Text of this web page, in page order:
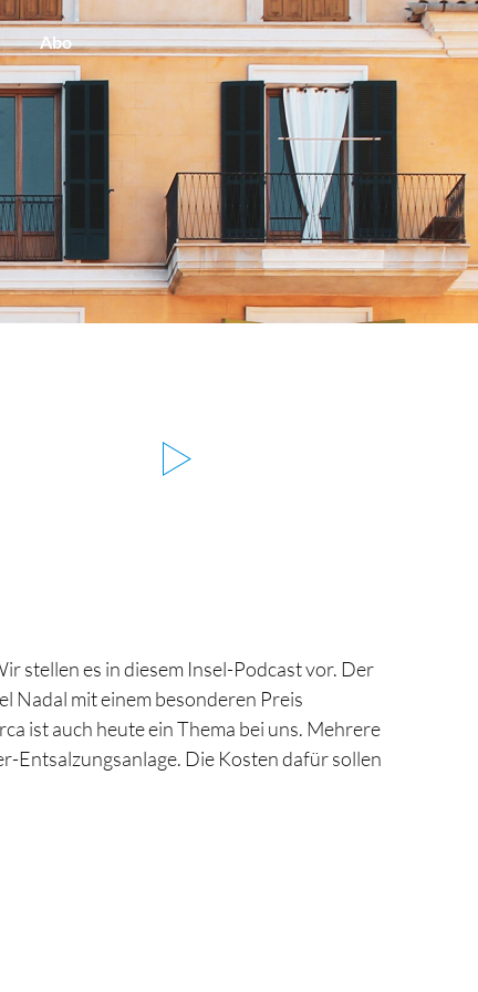
Abo
stellen es in diesem Insel-Podcast vor. Der
Nadal mit einem besonderen Preis
ist auch heute ein Thema bei uns. Mehrere
Entsalzungsanlage. Die Kosten dafür sollen